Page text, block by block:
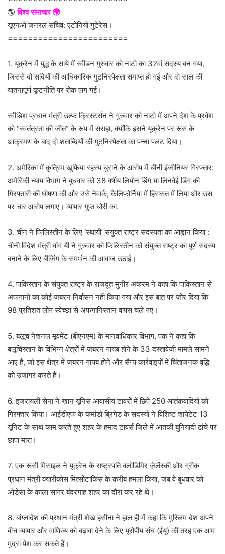
🌎 विश्व समाचार 🌍
यूएनओ जनरल सचिव: एंटोनियो गुटेरेस।
========================
1. यूक्रेन में युद्ध के साये में स्वीडन गुरुवार को नाटो का 32वां सदस्य बन गया,
जिससे दो सदियों की आधिकारिक गुटनिरपेक्षता समाप्त हो गई और दो साल की
यातनापूर्ण कूटनीति पर रोक लग गई।
स्वीडिश प्रधान मंत्री उल्फ क्रिस्टर्सन ने गुरुवार को नाटो में अपने देश के प्रवेश
को “स्वतंत्रता की जीत” के रूप में सराहा, क्योंकि इसने यूक्रेन पर रूस के
आक्रमण के बाद दो शताब्दियों की गुटनिरपेक्षता का पन्ना पलट दिया।
2. अमेरिका में कृत्रिम खुफिया रहस्य चुराने के आरोप में चीनी इंजीनियर गिरफ्तार:
अमेरिकी न्याय विभाग ने बुधवार को 38 वर्षीय लियोन डिंग या लिनवेई डिंग की
गिरफ्तारी की घोषणा की और उसे नेवार्क, कैलिफोर्निया में हिरासत में लिया और उस
पर चार आरोप लगाए। व्यापार गुप्त चोरी का.
3. चीन ने फिलिस्तीन के लिए ‘स्थायी’ संयुक्त राष्ट्र सदस्यता का आह्वान किया :
चीनी विदेश मंत्री वांग यी ने गुरुवार को फिलिस्तीन को संयुक्त राष्ट्र का पूर्ण सदस्य
बनाने के लिए बीजिंग के समर्थन की आवाज उठाई।
4. पाकिस्तान के संयुक्त राष्ट्र के राजदूत मुनीर अकरम ने कहा कि पाकिस्तान से
अफगानों का कोई जबरन निर्वासन नहीं किया गया और इस बात पर जोर दिया कि
98 प्रतिशत लोग स्वेच्छा से अफगानिस्तान वापस चले गए।
5. बलूच नेशनल मूवमेंट (बीएनएम) के मानवाधिकार विभाग, पंक ने कहा कि
बलूचिस्तान के विभिन्न क्षेत्रों में जबरन गायब होने के 33 दस्तावेजी मामले सामने
आए हैं, जो इस क्षेत्र में जबरन गायब होने और सैन्य कार्रवाइयों में चिंताजनक वृद्धि
को उजागर करते हैं।
6. इजरायली सेना ने खान यूनिस आवासीय टावरों में छिपे 250 आतंकवादियों को
गिरफ्तार किया। आईडीएफ के कमांडो ब्रिगेड के सदस्यों ने विशिष्ट शायेटेट 13
यूनिट के साथ काम करते हुए शहर के हमाद टावर्स जिले में आतंकी बुनियादी ढांचे पर
छापा मारा।
7. एक रूसी मिसाइल ने यूक्रेन के राष्ट्रपति वलोडिमिर ज़ेलेंस्की और ग्रीक
प्रधान मंत्री क्यारीकोस मित्सोटाकिस के करीब हमला किया, जब वे बुधवार को
ओडेसा के काला सागर बंदरगाह शहर का दौरा कर रहे थे।
8. बांग्लादेश की प्रधान मंत्री शेख हसीना ने हाल ही में कहा कि मुस्लिम देश अपने
बीच व्यापार और वाणिज्य को बढ़ावा देने के लिए यूरोपीय संघ (ईयू) की तरह एक आम
मुद्रा पेश कर सकते हैं।